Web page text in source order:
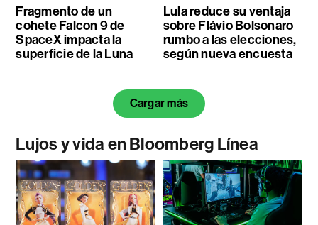
Fragmento de un
cohete Falcon 9 de
SpaceX impacta la
superficie de la Luna
Lula reduce su ventaja
sobre Flávio Bolsonaro
rumbo a las elecciones,
según nueva encuesta
Cargar más
Lujos y vida en Bloomberg Línea